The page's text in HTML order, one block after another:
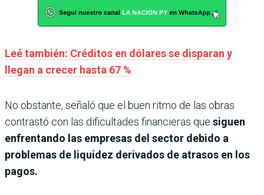
Leé también: Créditos en dólares se disparan y
llegan a crecer hasta 67 %
No obstante, señaló que el buen ritmo de las obras
contrastó con las dificultades financieras que siguen
enfrentando las empresas del sector debido a
problemas de liquidez derivados de atrasos en los
pagos.